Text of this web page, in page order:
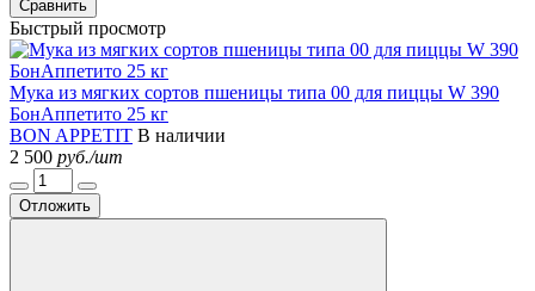
Сравнить
Быстрый просмотр
Мука из мягких сортов пшеницы типа 00 для пиццы W 390
БонАппетито 25 кг
BON APPETIT В наличии
2 500 руб./шт
Отложить